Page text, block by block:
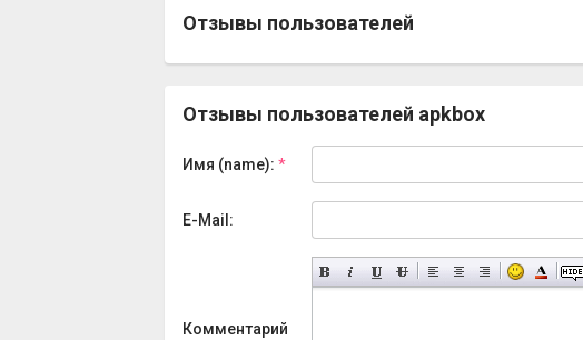
Отзывы пользователей
Отзывы пользователей apkbox
Имя (name): *
E-Mail:
Комментарий